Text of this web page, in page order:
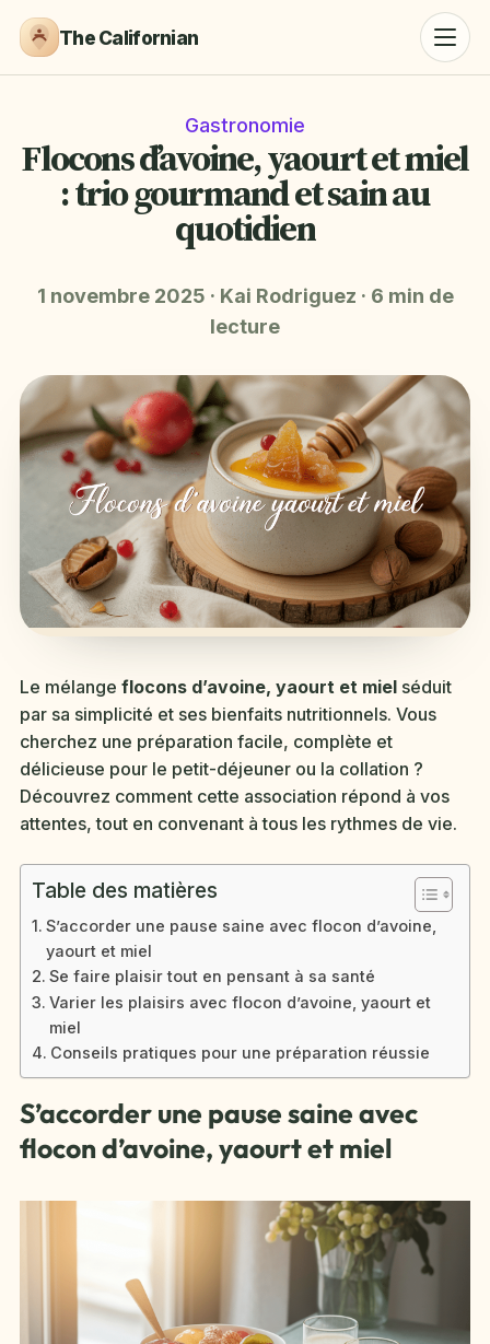
The Californian
Gastronomie
Flocons d’avoine, yaourt et miel
: trio gourmand et sain au
quotidien
1 novembre 2025 · Kai Rodriguez · 6 min de
lecture
Le mélange flocons d’avoine, yaourt et miel séduit
par sa simplicité et ses bienfaits nutritionnels. Vous
cherchez une préparation facile, complète et
délicieuse pour le petit-déjeuner ou la collation ?
Découvrez comment cette association répond à vos
attentes, tout en convenant à tous les rythmes de vie.
Table des matières
S’accorder une pause saine avec flocon d’avoine,
yaourt et miel
Se faire plaisir tout en pensant à sa santé
Varier les plaisirs avec flocon d’avoine, yaourt et
miel
Conseils pratiques pour une préparation réussie
S’accorder une pause saine avec
flocon d’avoine, yaourt et miel